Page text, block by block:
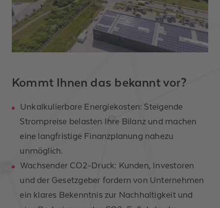
Kommt Ihnen das bekannt vor?
Unkalkulierbare Energiekosten: Steigende
Strompreise belasten Ihre Bilanz und machen
eine langfristige Finanzplanung nahezu
unmöglich.
Wachsender CO2-Druck: Kunden, Investoren
und der Gesetzgeber fordern von Unternehmen
ein klares Bekenntnis zur Nachhaltigkeit und